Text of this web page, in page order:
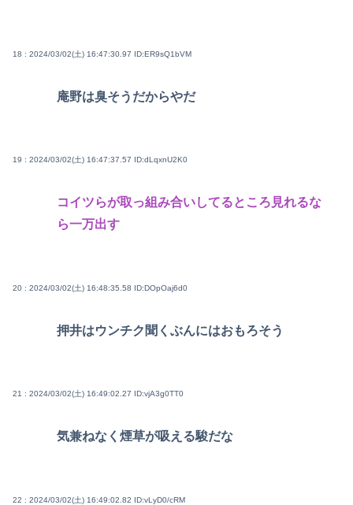
18 : 2024/03/02(土) 16:47:30.97 ID:ER9sQ1bVM
庵野は臭そうだからやだ
19 : 2024/03/02(土) 16:47:37.57 ID:dLqxnU2K0
コイツらが取っ組み合いしてるところ見れるな
ら一万出す
20 : 2024/03/02(土) 16:48:35.58 ID:DOpOaj6d0
押井はウンチク聞くぶんにはおもろそう
21 : 2024/03/02(土) 16:49:02.27 ID:vjA3g0TT0
気兼ねなく煙草が吸える駿だな
22 : 2024/03/02(土) 16:49:02.82 ID:vLyD0/cRM